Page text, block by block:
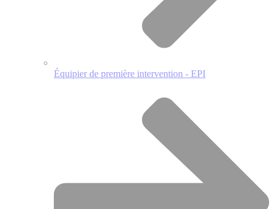
Équipier de première intervention - EPI